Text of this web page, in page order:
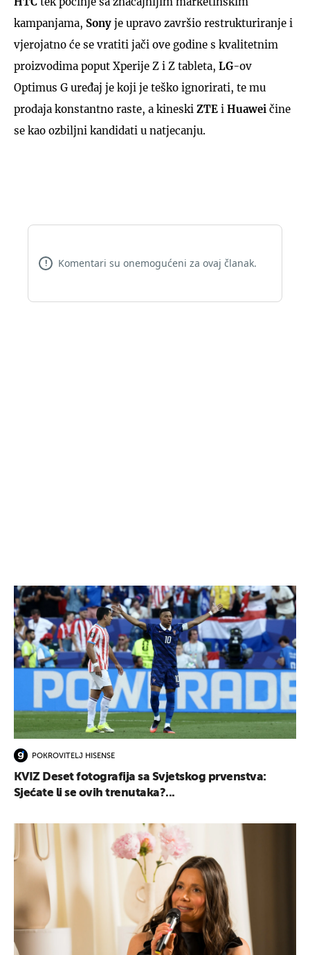
kampanjama, Sony je upravo završio restrukturiranje i
vjerojatno će se vratiti jači ove godine s kvalitetnim
proizvodima poput Xperije Z i Z tableta, LG-ov
Optimus G uređaj je koji je teško ignorirati, te mu
prodaja konstantno raste, a kineski ZTE i Huawei čine
se kao ozbiljni kandidati u natjecanju.
! Komentari su onemogućeni za ovaj članak.
POKROVITELJ HISENSE
KVIZ Deset fotografija sa Svjetskog prvenstva:
Sjećate li se ovih trenutaka?...